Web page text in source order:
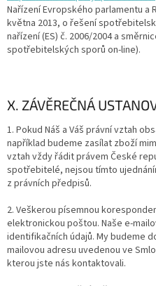
Nařízení Evropského parlamentu a
května 2013, o řešení
nařízení (ES) č. 2006/2004 a
spotřebitelských sporů on-line).
X. ZÁVĚREČNÁ
1. Pokud Náš a Váš právní vztah
například budeme zasílat zboží
vztah vždy řádit právem České
spotřebitelé, nejsou tímto
z právních předpisů.
2. Veškerou písemnou
elektronickou poštou. Naše e-
identifikačních údajů. My budeme
mailovou adresu uvedenou ve
kterou jste nás kontaktovali.